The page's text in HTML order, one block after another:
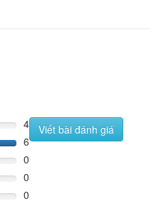
4
6
0
0
0
Viết bài đánh giá